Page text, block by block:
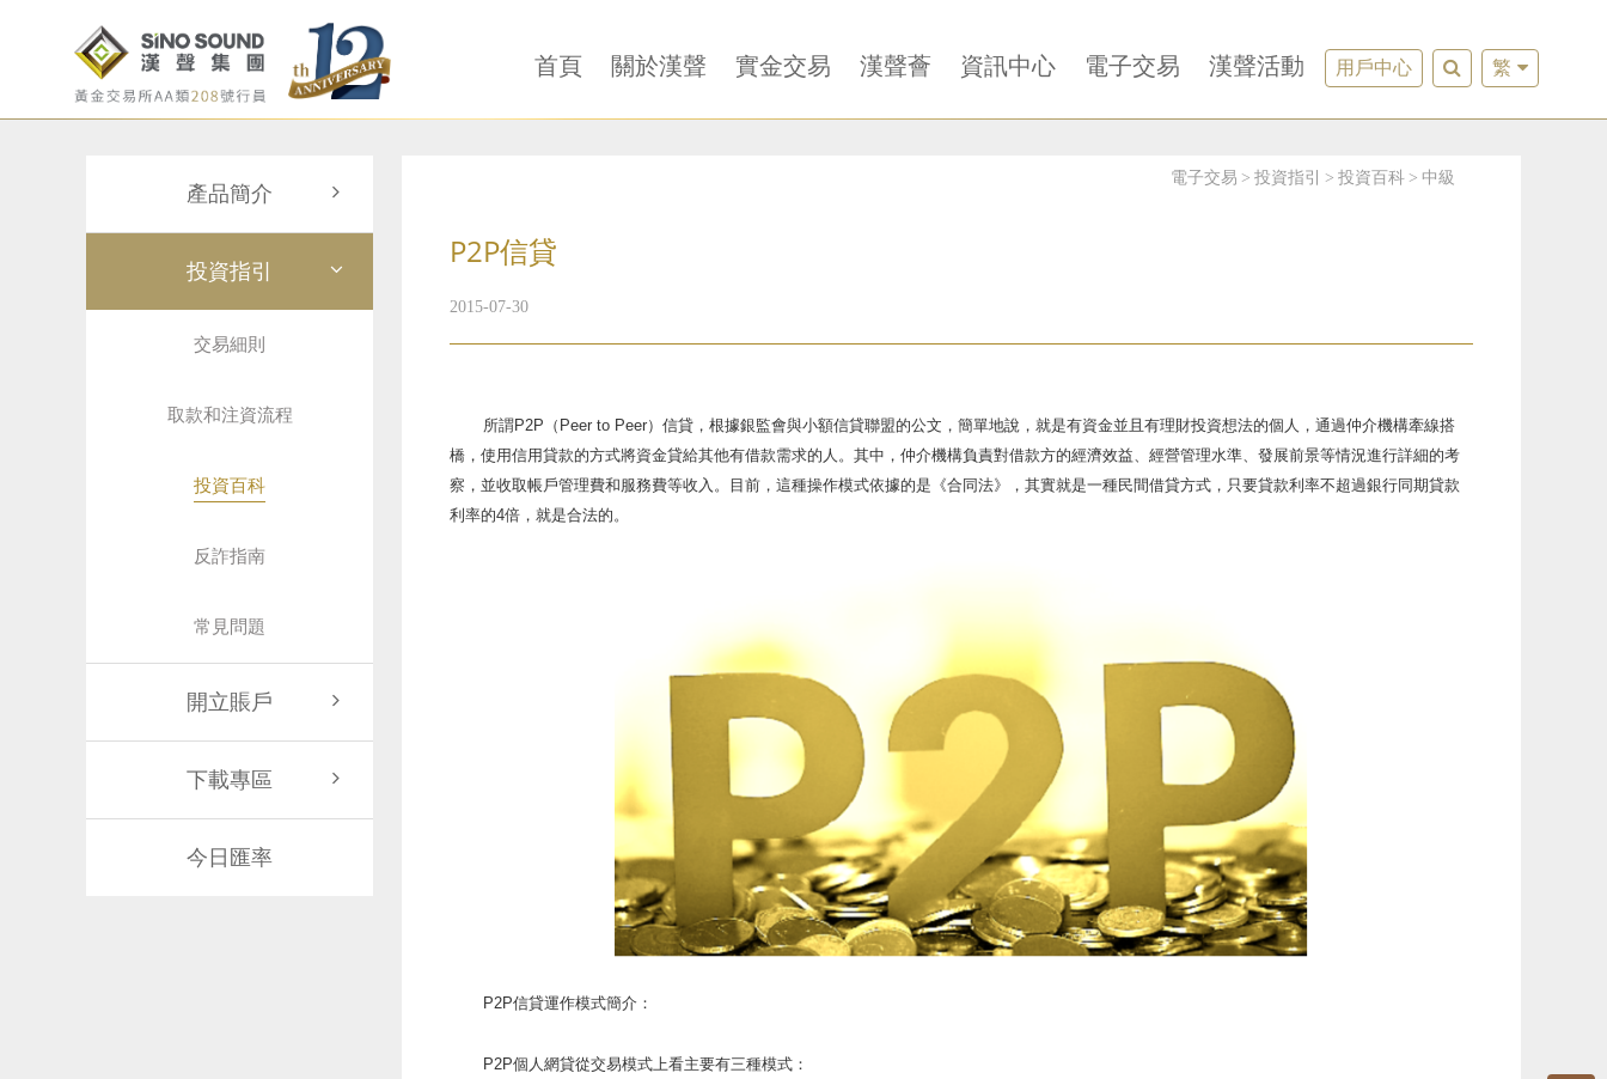
用戶中心 繁
首頁 關於漢聲 實金交易 漢聲薈 資訊中心 電子交易 漢聲活動
產品簡介
投資指引
交易細則
取款和注資流程
投資百科
反詐指南
常見問題
開立賬戶
下載專區
今日匯率
電子交易 投資指引 投資百科 中級
P2P信貸
2015-07-30
所謂P2P（Peer to Peer）信貸，根據銀監會與小額信貸聯盟的公文，簡單地說，就是有資金並且有理財投資想法的個人，通過仲介機構牽線搭
橋，使用信用貸款的方式將資金貸給其他有借款需求的人。其中，仲介機構負責對借款方的經濟效益、經營管理水準、發展前景等情況進行詳細的考
察，並收取帳戶管理費和服務費等收入。目前，這種操作模式依據的是《合同法》，其實就是一種民間借貸方式，只要貸款利率不超過銀行同期貸款
利率的4倍，就是合法的。
P2P信貸運作模式簡介：
P2P個人網貸從交易模式上看主要有三種模式：